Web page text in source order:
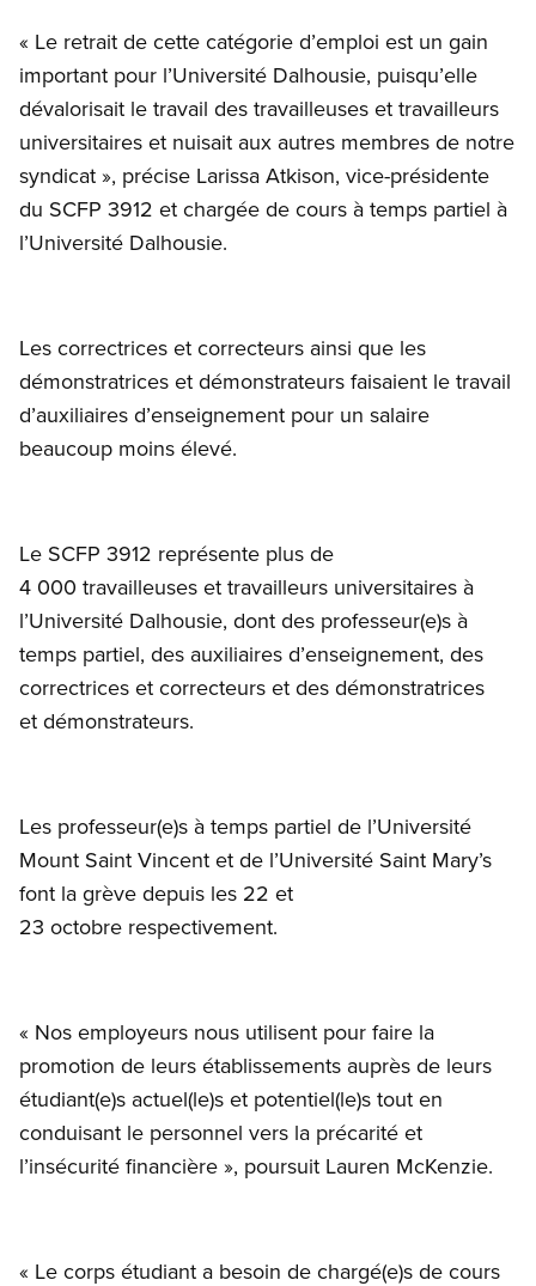
« Le retrait de cette catégorie d’emploi est un gain
important pour l’Université Dalhousie, puisqu’elle
dévalorisait le travail des travailleuses et travailleurs
universitaires et nuisait aux autres membres de notre
syndicat », précise Larissa Atkison, vice-présidente
du SCFP 3912 et chargée de cours à temps partiel à
l’Université Dalhousie.
Les correctrices et correcteurs ainsi que les
démonstratrices et démonstrateurs faisaient le travail
d’auxiliaires d’enseignement pour un salaire
beaucoup moins élevé.
Le SCFP 3912 représente plus de
4 000 travailleuses et travailleurs universitaires à
l’Université Dalhousie, dont des professeur(e)s à
temps partiel, des auxiliaires d’enseignement, des
correctrices et correcteurs et des démonstratrices
et démonstrateurs.
Les professeur(e)s à temps partiel de l’Université
Mount Saint Vincent et de l’Université Saint Mary’s
font la grève depuis les 22 et
23 octobre respectivement.
« Nos employeurs nous utilisent pour faire la
promotion de leurs établissements auprès de leurs
étudiant(e)s actuel(le)s et potentiel(le)s tout en
conduisant le personnel vers la précarité et
l’insécurité financière », poursuit Lauren McKenzie.
« Le corps étudiant a besoin de chargé(e)s de cours